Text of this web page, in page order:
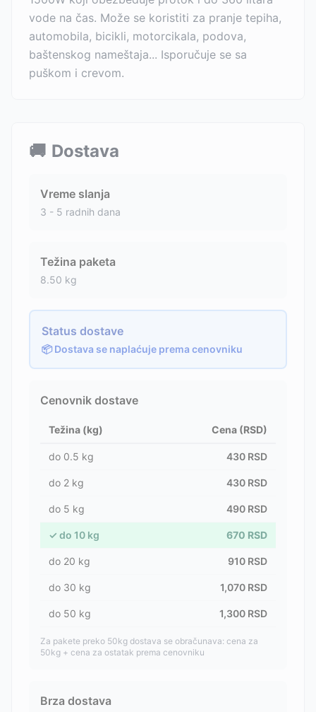
vode na čas. Može se koristiti za pranje tepiha,
automobila, bicikli, motorcikala, podova,
baštenskog nameštaja... Isporučuje se sa
puškom i crevom.
🚚 Dostava
Vreme slanja
3 - 5 radnih dana
Težina paketa
8.50 kg
Status dostave
📦 Dostava se naplaćuje prema cenovniku
Cenovnik dostave
Težina (kg) Cena (RSD)
do 0.5 kg 430 RSD
do 2 kg 430 RSD
do 5 kg 490 RSD
✓ do 10 kg 670 RSD
do 20 kg 910 RSD
do 30 kg 1,070 RSD
do 50 kg 1,300 RSD
Za pakete preko 50kg dostava se obračunava: cena za
50kg + cena za ostatak prema cenovniku
Brza dostava